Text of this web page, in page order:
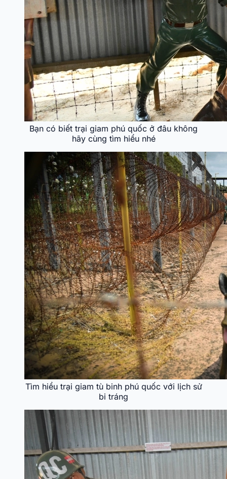
Bạn có biết trại giam phú quốc ở đâu không
hãy cùng tìm hiểu nhé
Tìm hiểu trại giam tù binh phú quốc với lịch sử
bi tráng